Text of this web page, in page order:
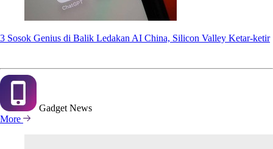
3 Sosok Genius di Balik Ledakan AI China, Silicon Valley Ketar-ketir
Gadget News
More